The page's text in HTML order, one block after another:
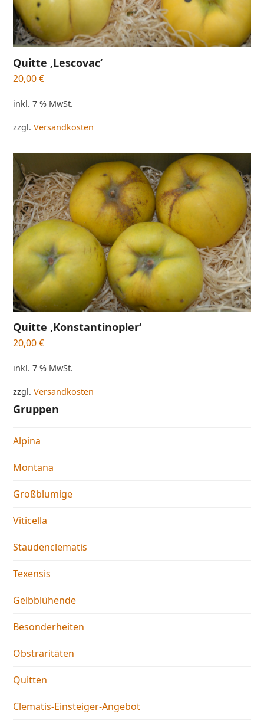
Quitte ‚Lescovac‘
20,00€
inkl. 7 % MwSt.
zzgl.Versandkosten
Quitte ‚Konstantinopler‘
20,00€
inkl. 7 % MwSt.
zzgl.Versandkosten
Gruppen
Alpina
Montana
Großblumige
Viticella
Staudenclematis
Texensis
Gelbblühende
Besonderheiten
Obstraritäten
Quitten
Clematis-Einsteiger-Angebot